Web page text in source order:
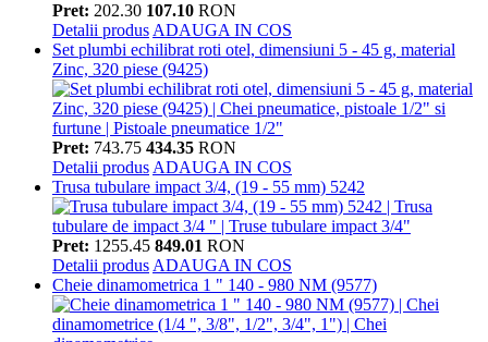
Pret: 202.30 107.10 RON
Detalii produs ADAUGA IN COS
Set plumbi echilibrat roti otel, dimensiuni 5 - 45 g, material
Zinc, 320 piese (9425)
Pret: 743.75 434.35 RON
Detalii produs ADAUGA IN COS
Trusa tubulare impact 3/4, (19 - 55 mm) 5242
Pret: 1255.45 849.01 RON
Detalii produs ADAUGA IN COS
Cheie dinamometrica 1 " 140 - 980 NM (9577)